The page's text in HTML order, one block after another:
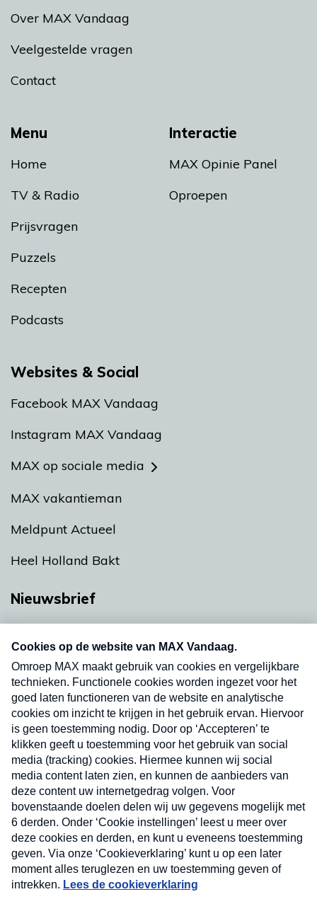
Menu
Home
TV & Radio
Prijsvragen
Puzzels
Recepten
Podcasts
Interactie
MAX Opinie Panel
Oproepen
Over MAX Vandaag
Veelgestelde vragen
Contact
Websites & Social
Facebook MAX Vandaag
Instagram MAX Vandaag
MAX op sociale media
MAX vakantieman
Meldpunt Actueel
Heel Holland Bakt
Nieuwsbrief
Neem hier een gratis abonnement op onze
nieuwsbrief. Elke vrijdag- en dinsdagochtend in
uw mailbox.
Verzend
Nieuwsbrief
Neem hier een gratis abonnement op onze
nieuwsbrief. Elke vrijdag- en dinsdagochtend in uw